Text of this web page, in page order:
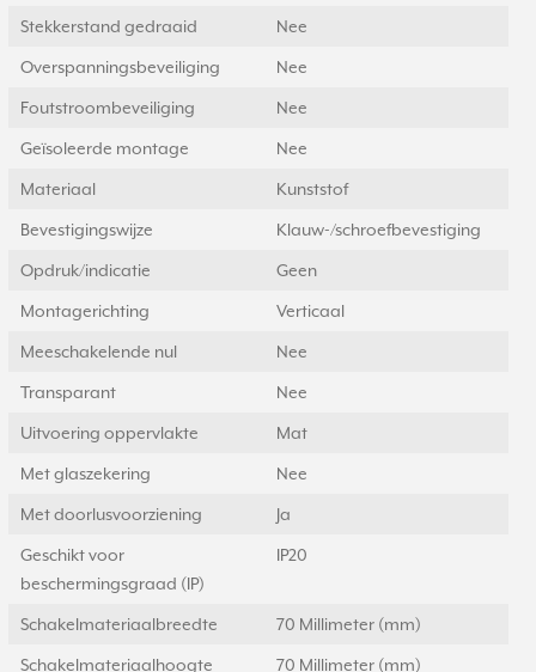
Stekkerstand gedraaid Nee
Overspanningsbeveiliging Nee
Foutstroombeveiliging Nee
Geïsoleerde montage Nee
Materiaal Kunststof
Bevestigingswijze Klauw-/schroefbevestiging
Opdruk/indicatie Geen
Montagerichting Verticaal
Meeschakelende nul Nee
Transparant Nee
Uitvoering oppervlakte Mat
Met glaszekering Nee
Met doorlusvoorziening Ja
Geschikt voor
beschermingsgraad (IP)
IP20
Schakelmateriaalbreedte 70 Millimeter (mm)
Schakelmateriaalhoogte 70 Millimeter (mm)